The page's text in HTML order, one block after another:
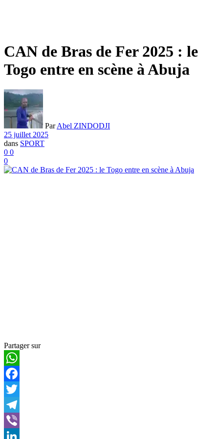
CAN de Bras de Fer 2025 : le
Togo entre en scène à Abuja
Par Abel ZINDODJI
25 juillet 2025
dans SPORT
0 0
0
Partager sur
WhatsApp
Facebook
Twitter
Telegram
Viber